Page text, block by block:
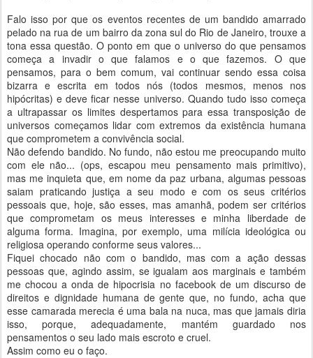
Falo isso por que os eventos recentes de um bandido amarrado
pelado na rua de um bairro da zona sul do Rio de Janeiro, trouxe a
tona essa questão. O ponto em que o universo do que pensamos
começa a invadir o que falamos e o que fazemos. O que
pensamos, para o bem comum, vai continuar sendo essa coisa
bizarra e escrita em todos nós (todos mesmos, menos nos
hipócritas) e deve ficar nesse universo. Quando tudo isso começa
a ultrapassar os limites despertamos para essa transposição de
universos começamos lidar com extremos da existência humana
que comprometem a convivência social.
Não defendo bandido. No fundo, não estou me preocupando muito
com ele não... (ops, escapou meu pensamento mais primitivo),
mas me inquieta que, em nome da paz urbana, algumas pessoas
saiam praticando justiça a seu modo e com os seus critérios
pessoais que, hoje, são esses, mas amanhã, podem ser critérios
que comprometam os meus interesses e minha liberdade de
alguma forma. Imagina, por exemplo, uma milícia ideológica ou
religiosa operando conforme seus valores...
Fiquei chocado não com o bandido, mas com a ação dessas
pessoas que, agindo assim, se igualam aos marginais e também
me chocou a onda de hipocrisia no facebook de um discurso de
direitos e dignidade humana de gente que, no fundo, acha que
esse camarada merecia é uma bala na nuca, mas que jamais diria
isso, porque, adequadamente, mantém guardado nos
pensamentos o seu lado mais escroto e cruel.
Assim como eu o faço.